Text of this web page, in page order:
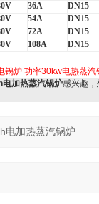
36A DN15
54A DN15
72A DN15
108A DN15
锅炉 功率30kw电热蒸汽
加热蒸汽锅炉感兴趣，